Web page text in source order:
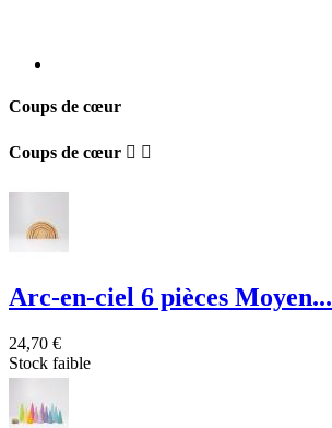
Coups de cœur
Coups de cœur  
Arc-en-ciel 6 pièces Moyen...
24,70 €
Stock faible